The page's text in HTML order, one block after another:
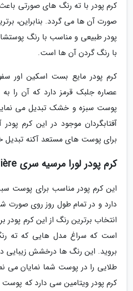
کرم پودر با ته رنگ های صورتی
صورت آن ها می گردد. بنابراین،
پودر طبیعی و مناسب با رنگ
با رنگ گردن آن ها است.
کرم پودر مایع بست اسکین اور
عصاره جلبک قرمز دارد که آن را
پوست سبزه و خشک تبدیل می
آفتابگردان موجود در این کرم
برای پوست های مستعد آکنه تبدیل
کرم پودر لورا مرسیه سری Flawless Lumière
این کرم پودر مناسب برای پوست
دارد و در تمام طول روز روی صورت
انتخاب برترین رنگ از این کرم پودر
است که سراغ مدل هایی که ته
بروید. این رنگ ها درخشش زیبایی
طلایی را در پوست شما نمایان می
کرم پودر ویتامین سی دارد که پوست